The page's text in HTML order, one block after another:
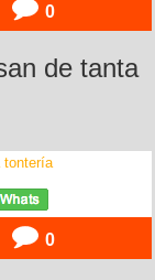
0
de tanta
0